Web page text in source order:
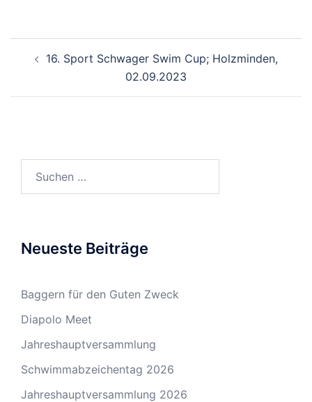
16. Sport Schwager Swim Cup; Holzminden,
02.09.2023
Neueste Beiträge
Baggern für den Guten Zweck
Diapolo Meet
Jahreshauptversammlung
Schwimmabzeichentag 2026
Jahreshauptversammlung 2026